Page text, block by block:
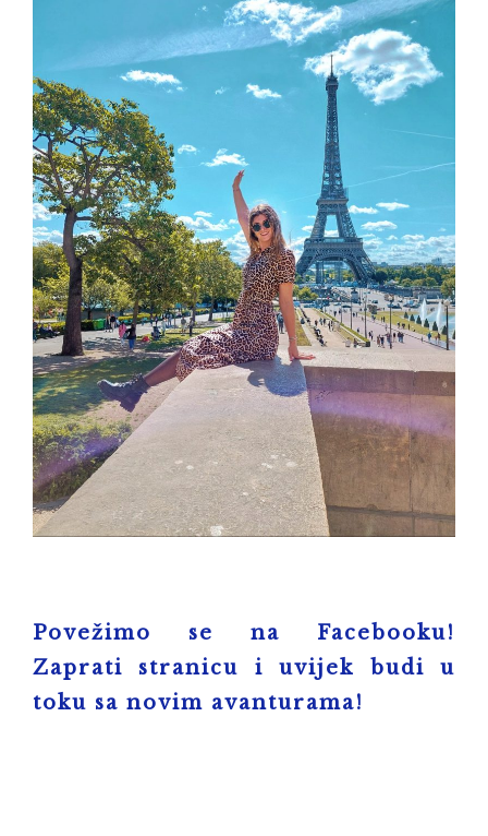
Povežimo se na Facebooku!
Zaprati stranicu i uvijek budi u
toku sa novim avanturama!